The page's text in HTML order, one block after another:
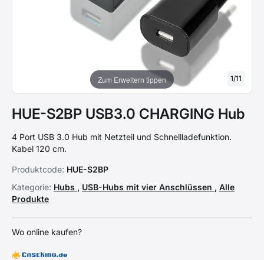
Zum Erweitern tippen 1/11
HUE-S2BP USB3.0 CHARGING Hub
4 Port USB 3.0 Hub mit Netzteil und Schnellladefunktion.
Kabel 120 cm.
Produktcode: HUE-S2BP
Kategorie: Hubs , USB-Hubs mit vier Anschlüssen , Alle
Produkte
Wo online kaufen?